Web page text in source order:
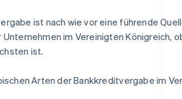
ist nach wie vor eine führende
Unternehmen im Vereinigten Königreich,
ist.
Arten der Bankkreditvergabe im